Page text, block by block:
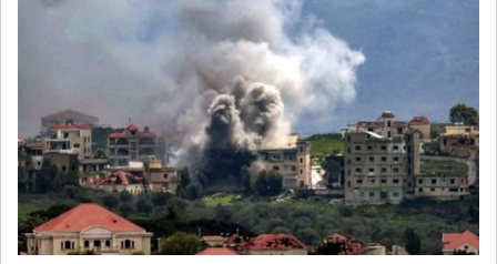
عن الخطة "ب": الخيار الأول هو الاستمرار في التفاوض. وهذا يعني عملياً
شراء الوقت من دون ضمان أن يكون لمصلحة لبنان، خصوصاً مع
استمرار إسرائيل في فرض وقائع ميدانية وتدمير منشآت ومنازل
وبساتين، أما الخيار الثاني أي الانسحاب من المفاوضات نهائياً، قد يكون
أكثر خطورة، لأنه يعيد الحسم إلى الميدان".